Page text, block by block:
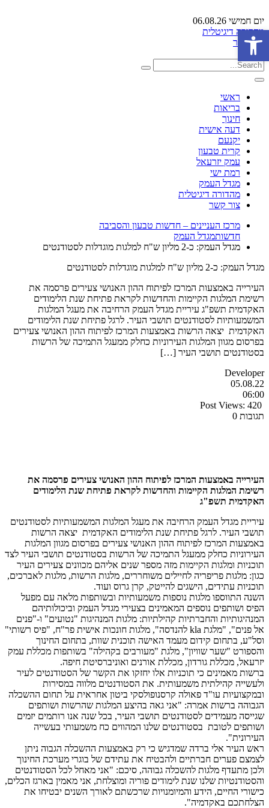
יום חמישי 06.08.26
מהדורה דיגיטלית
צור קשר
ראשי
בריאות
חינוך
דעה אישית
יקנעם
קרית טבעון
עמק יזרעאל
רמת ישי
מגדל העמק
מהדורה דיגיטלית
צור קשר
מרכז העניינים – חדשות טבעון והסביבה
חדשותמגדל העמק
מגדל העמק: כ-2 מליון ש"ח למלגות מוגדלות לסטודנטים
מגדל העמק: כ-2 מליון ש"ח למלגות מוגדלות לסטודנטים
העירייה באמצעות המרכז לפיתוח ההון האנושי צעירים פרסמה את
רשימת המלגות הקיימות והחדשות לקראת פתיחת שנת הלימודים
האקדמית תשפ"ג עיריית מגדל העמק הרחיבה את מעגל המלגות
המשמעותיות לסטודנטים תושבי העיר. לרגל פתיחת שנת הלימודים
האקדמית יצאה הרשות באמצעות המרכז לפיתוח ההון האנושי צעירים
בפרסום מגוון המלגות העירוניות כחלק ממעגל התמיכה של הרשות
בסטודנטים תושבי העיר […]
Developer
05.08.22
06:00
Post Views: 420
תגובות 0
העירייה באמצעות המרכז לפיתוח ההון האנושי צעירים פרסמה את
רשימת המלגות הקיימות והחדשות לקראת פתיחת שנת הלימודים
האקדמית תשפ"ג
עיריית מגדל העמק הרחיבה את מעגל המלגות המשמעותיות לסטודנטים
תושבי העיר. לרגל פתיחת שנת הלימודים האקדמית יצאה הרשות
באמצעות המרכז לפיתוח ההון האנושי צעירים בפרסום מגוון המלגות
העירוניות כחלק ממעגל התמיכה של הרשות בסטודנטים תושבי העיר לצד
תוכניות ומלגות הקיימות מזה מספר שנים אליהם מכוונים צעירים העיר
כגון: מלגות פריפריה לחיילים משוחררים, מלגות הרשות, מלגות לאברכים,
תוכניות עתידים, הישגים להייטק, קרן גרוס ועוד.
השנה התווספו מלגות נוספות משמעותיות ובשותפות מלאה עם מפעל
הפיס ושותפים נוספים המאמינים בצעירי מגדל העמק וביכולותיהם
המנהיגותיות והחברתיות קהילתיות: מלגות המנהיגות "נטועים" ו-"פנים
אל פנים", "מלגת kla להנדסה", מלגות חונכות אישית פר"ח, "פיס רשותי"
וסל"ע, בתחום קידום מעמד האישה תוכנית שוות, בתחום החינוך
והספורט "שער שוויון", מלגת "מעורבים בקהילה" בשותפות מכללת עמק
יזרעאל, מכללת גורדון, מכללת אורנים ואוניברסיטת חיפה.
ברשות מאמינים כי תוכניות אלו יחזקו את הקשר של הסטודנטים לעיר
ולעשייה קהילתית משמעותית. את הסטודנטים מלווה במסירות
ובמקצועיות עו"ד פאולה קרסנופולסקי ביטון אחראית על תחום ההשכלה
הגבוהה ברשות אמרה: "אני גאה בהיצע המלגות שהרשות ושותפים
שגייסה מעמידים לסטודנטים תושבי העיר, בכל שנה אנו רותמים יזמים
ושותפים לטובת בסטודנטים שלנו המהווים כח משמעותי בעשייה
העירונית".
ראש העיר אלי ברדה שמדגיש כי רק באמצעות ההשכלה הגבוה ניתן
לצמצם פערים חברתיים ולהבטיח את עתידם של בוגרי מערכת החינוך
ולכן מתעדף מלגות להשכלה גבוהה, סיכם: "אני מאחל לכל הסטודנטים
והסטודנטיות שלנו שנת לימודים פוריה ומוצלחת, אני מאמין בארגז הכלים,
כישורי החיים, הידע והמיומנויות שרכשתם לאורך השנים יבטיחו את
הצלחתכם באקדמיה".
פתח סרגל נגישות